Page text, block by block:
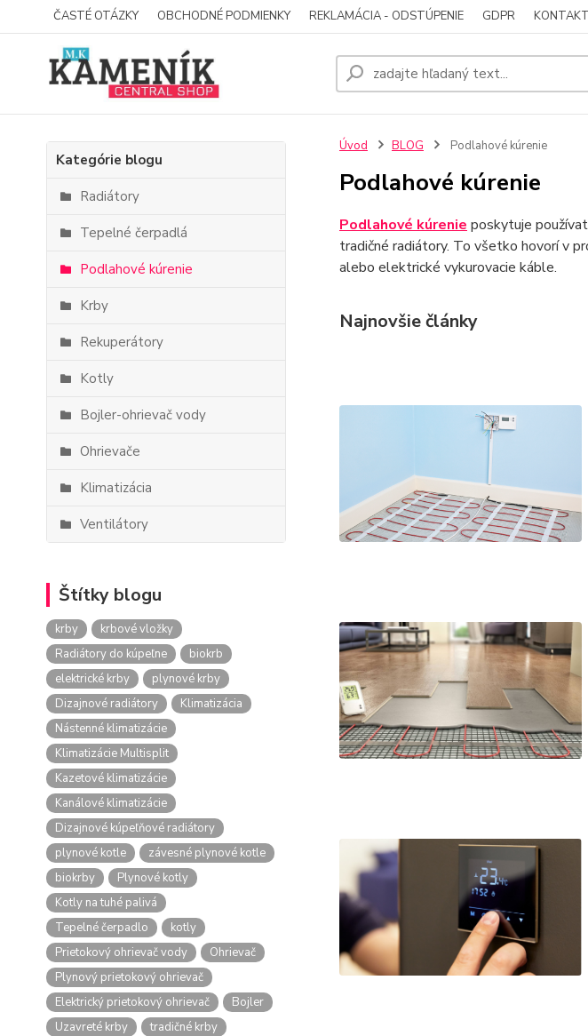
ČASTÉ OTÁZKY OBCHODNÉ PODMIENKY REKLAMÁCIA - ODSTÚPENIE GDPR
Kategórie blogu
Radiátory
Tepelné čerpadlá
Podlahové kúrenie
Krby
Rekuperátory
Kotly
Bojler-ohrievač vody
Ohrievače
Klimatizácia
Ventilátory
Štítky blogu
krby
krbové vložky
Radiátory do kúpeľne
biokrb
elektrické krby
plynové krby
Dizajnové radiátory
Klimatizácia
Nástenné klimatizácie
Klimatizácie Multisplit
Kazetové klimatizácie
Kanálové klimatizácie
Dizajnové kúpeľňové radiátory
plynové kotle
závesné plynové kotle
biokrby
Plynové kotly
Kotly na tuhé palivá
Tepelné čerpadlo
kotly
Prietokový ohrievač vody
Ohrievač
Plynový prietokový ohrievač
Elektrický prietokový ohrievač
Bojler
Uzavreté krby
tradičné krby
Úvod BLOG Podlahové kúrenie
Podlahové kúrenie
Podlahové kúrenie poskytuje
tradičné radiátory. To všetko hovorí v
alebo elektrické vykurovacie káble.
Najnovšie články